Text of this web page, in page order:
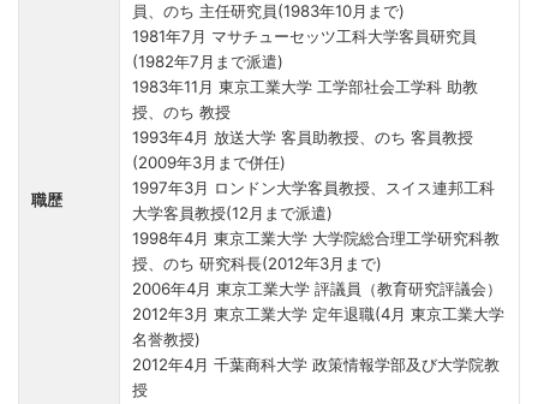
職歴
員、のち 主任研究員(1983年10月まで)
1981年7月 マサチューセッツ工科大学客員研究員
(1982年7月まで派遣)
1983年11月 東京工業大学 工学部社会工学科 助教
授、のち 教授
1993年4月 放送大学 客員助教授、のち 客員教授
(2009年3月まで併任)
1997年3月 ロンドン大学客員教授、スイス連邦工科
大学客員教授(12月まで派遣)
1998年4月 東京工業大学 大学院総合理工学研究科教
授、のち 研究科長(2012年3月まで)
2006年4月 東京工業大学 評議員（教育研究評議会）
2012年3月 東京工業大学 定年退職(4月 東京工業大学
名誉教授)
2012年4月 千葉商科大学 政策情報学部及び大学院教
授